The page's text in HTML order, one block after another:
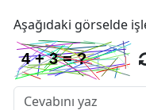
Aşağıdaki görselde